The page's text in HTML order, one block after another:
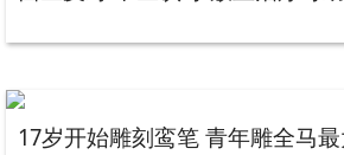
17岁开始雕刻鸾笔 青年雕全马